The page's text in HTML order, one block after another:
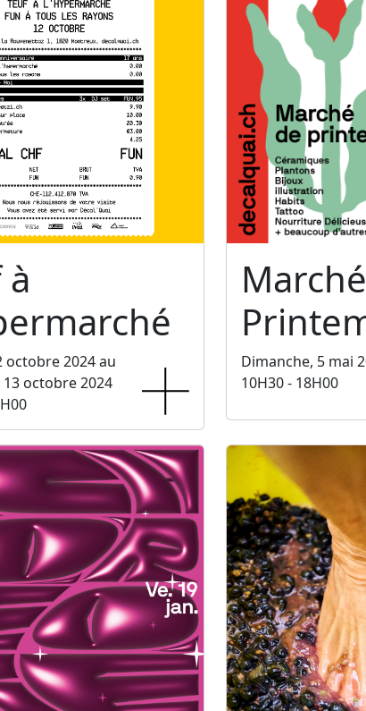
octobre 2024 au
octobre 2024
Dimanche, 5 mai
10H30 - 18H00